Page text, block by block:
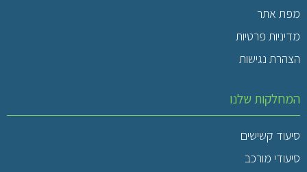
מפת אתר
מדיניות פרטיות
הצהרת נגישות
המחלקות שלנו
סיעוד קשישים
סיעודי מורכב